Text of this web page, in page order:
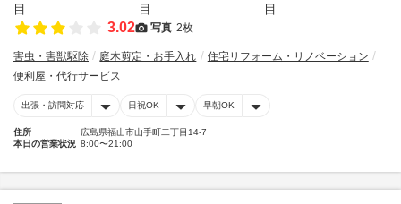
3.02 写真 2枚
害虫・害獣駆除 庭木剪定・お手入れ
住宅リフォーム・リノベーション
便利屋・代行サービス
出張・訪問対応 日祝OK 早朝OK
住所
広島県福山市山手町二丁目14-7
本日の営業状況 8:00〜21:00